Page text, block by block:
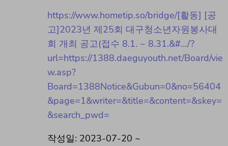
https://www.hometip.so/bridge/[활동] [공
고]2023년 제25회 대구청소년자원봉사대
회 개최 공고(접수 8.1. ~ 8.31.&#…/?
url=https://1388.daeguyouth.net/Board/vie
w.asp?
Board=1388Notice&Gubun=0&no=56404
&page=1&writer=&title=&content=&skey=
&search_pwd=
작성일: 2023-07-20 ~